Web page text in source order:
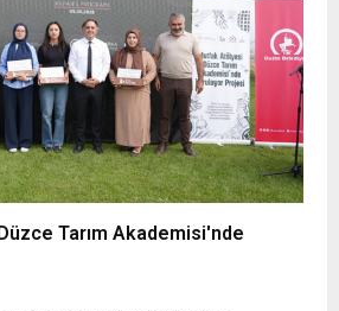
Tarım Akademisi'nde